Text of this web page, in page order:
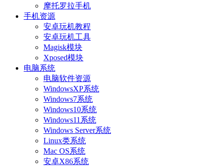
摩托罗拉手机
手机资源
安卓玩机教程
安卓玩机工具
Magisk模块
Xposed模块
电脑系统
电脑软件资源
WindowsXP系统
Windows7系统
Windows10系统
Windows11系统
Windows Server系统
Linux类系统
Mac OS系统
安卓X86系统